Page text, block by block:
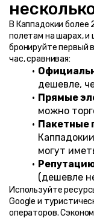
В Каппадокии более
полетам на шарах, и
бронируйте первый
час, сравнивая:
дешевле,
Прямые
можно
Пакетные
могут
(дешевле
Используйте
Google и
операторов.